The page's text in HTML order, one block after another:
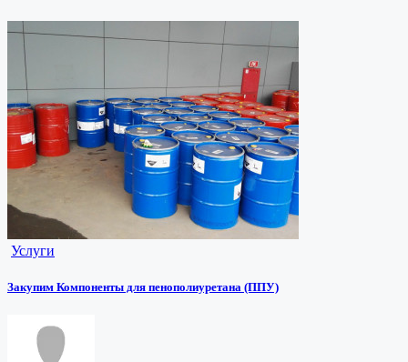
Услуги
Закупим Компоненты для пенополиуретана (ППУ)